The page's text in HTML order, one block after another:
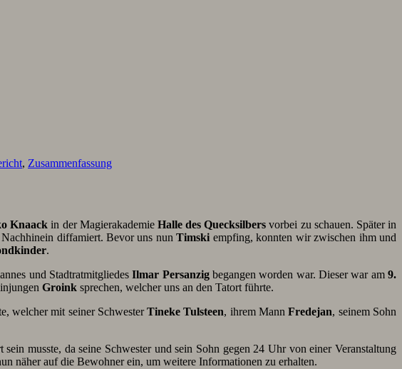
, Zusammenfassung
Knaack in der Magierakademie Halle des Quecksilbers vorbei zu schauen. Später in
Nachhinein diffamiert. Bevor uns nunTimski empfing, konnten wir zwischen ihm und
.
und StadtratmitgliedesIlmar Persanzigbegangen worden war. Dieser war am9.
Groink sprechen, welcher uns an den Tatort führte.
welcher mit seiner SchwesterTineke Tulsteen, ihrem MannFredejan, seinem Sohn
musste, da seine Schwester und sein Sohn gegen 24 Uhr von einer Veranstaltung
näher auf die Bewohner ein, um weitere Informationen zu erhalten.